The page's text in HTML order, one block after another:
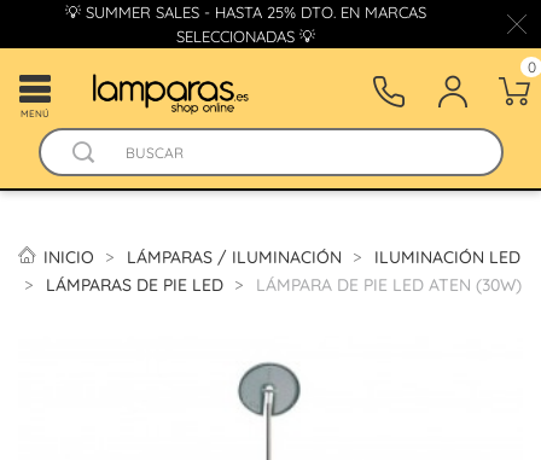
💡 SUMMER SALES - HASTA 25% DTO. EN MARCAS
SELECCIONADAS 💡
MENÚ
0
INICIO LÁMPARAS / ILUMINACIÓN
ILUMINACIÓN LED
LÁMPARAS DE PIE LED
LÁMPARA DE PIE LED ATEN (30W)